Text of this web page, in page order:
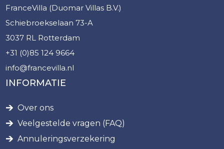
FranceVilla (Duomar Villas B.V.)
Schiebroekselaan 73-A
3037 RL Rotterdam
+31 (0)85 124 9664
info@francevilla.nl
INFORMATIE
Over ons
Veelgestelde vragen (FAQ)
Annuleringsverzekering